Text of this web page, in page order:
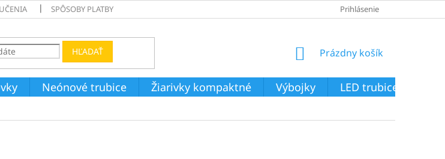
SPÔSOBY PLATBY Prihlásenie
HĽADAŤ
NÁKUPNÝ
Prázdny košík
Neónové trubice Žiarivky kompaktné Výbojky LED trubice